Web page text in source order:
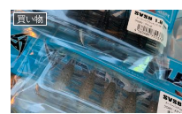
買い物